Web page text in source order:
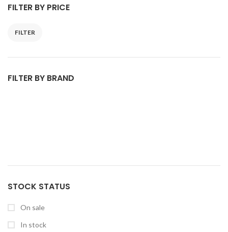
FILTER BY PRICE
FILTER
FILTER BY BRAND
STOCK STATUS
On sale
In stock